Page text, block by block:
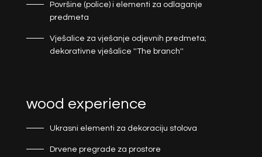
Površine (police) i elementi za odlaganje
predmeta
Vješalice za vješanje odjevnih predmeta;
dekorativne vješalice ''The branch''
wood experience
Ukrasni elementi za dekoraciju stolova
Drvene pregrade za prostore